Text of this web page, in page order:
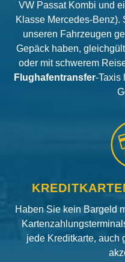
VW Passat Kombi und
Klasse Mercedes-Benz).
unseren Fahrzeugen
Gepäck haben,
oder mit schwerem
Flughafentransfer-Taxis
Haben Sie kein Bargeld
jede Kreditkarte, auch